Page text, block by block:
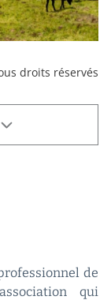
droits réservés
de
qui